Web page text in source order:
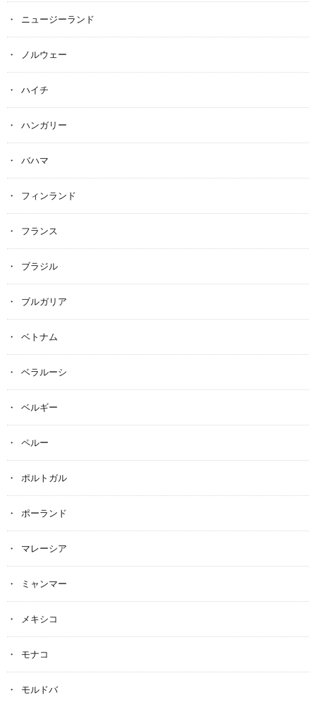
ニュージーランド
ノルウェー
ハイチ
ハンガリー
バハマ
フィンランド
フランス
ブラジル
ブルガリア
ベトナム
ベラルーシ
ベルギー
ペルー
ポルトガル
ポーランド
マレーシア
ミャンマー
メキシコ
モナコ
モルドバ